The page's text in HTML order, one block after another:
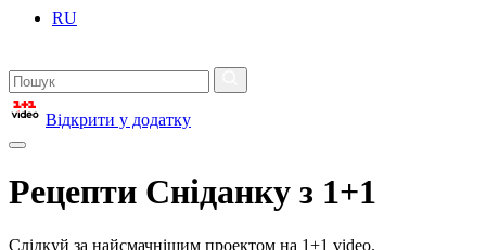
RU
Відкрити у додатку
Рецепти Сніданку з 1+1
Слідкуй за найсмачнішим проектом на 1+1 video.